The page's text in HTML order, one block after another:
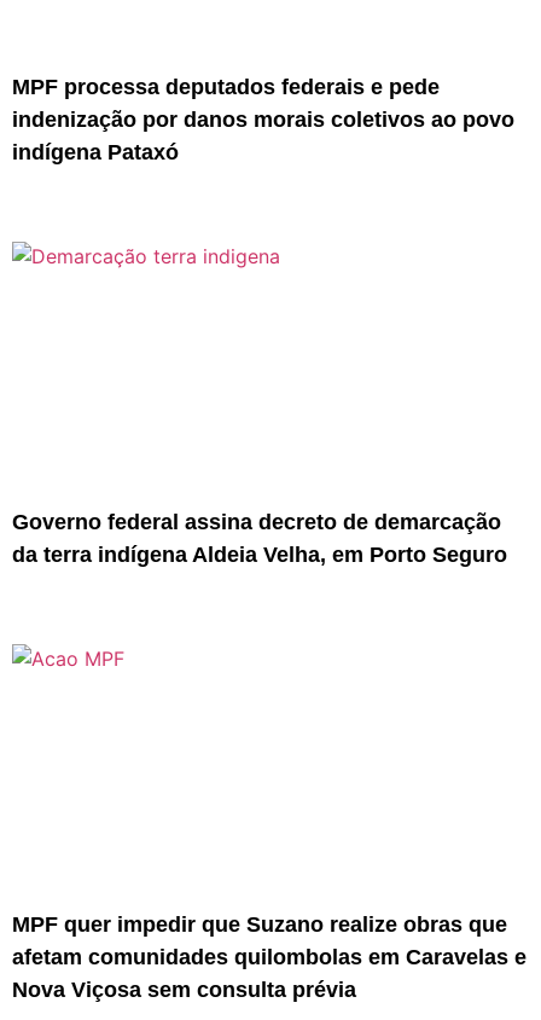
MPF processa deputados federais e pede
indenização por danos morais coletivos ao povo
indígena Pataxó
Governo federal assina decreto de demarcação
da terra indígena Aldeia Velha, em Porto Seguro
MPF quer impedir que Suzano realize obras que
afetam comunidades quilombolas em Caravelas e
Nova Viçosa sem consulta prévia